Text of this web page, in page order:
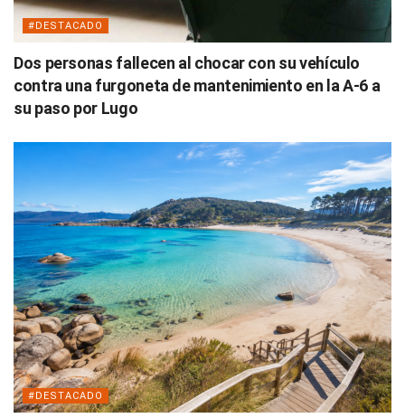
#DESTACADO
Dos personas fallecen al chocar con su vehículo
contra una furgoneta de mantenimiento en la A-6 a
su paso por Lugo
#DESTACADO